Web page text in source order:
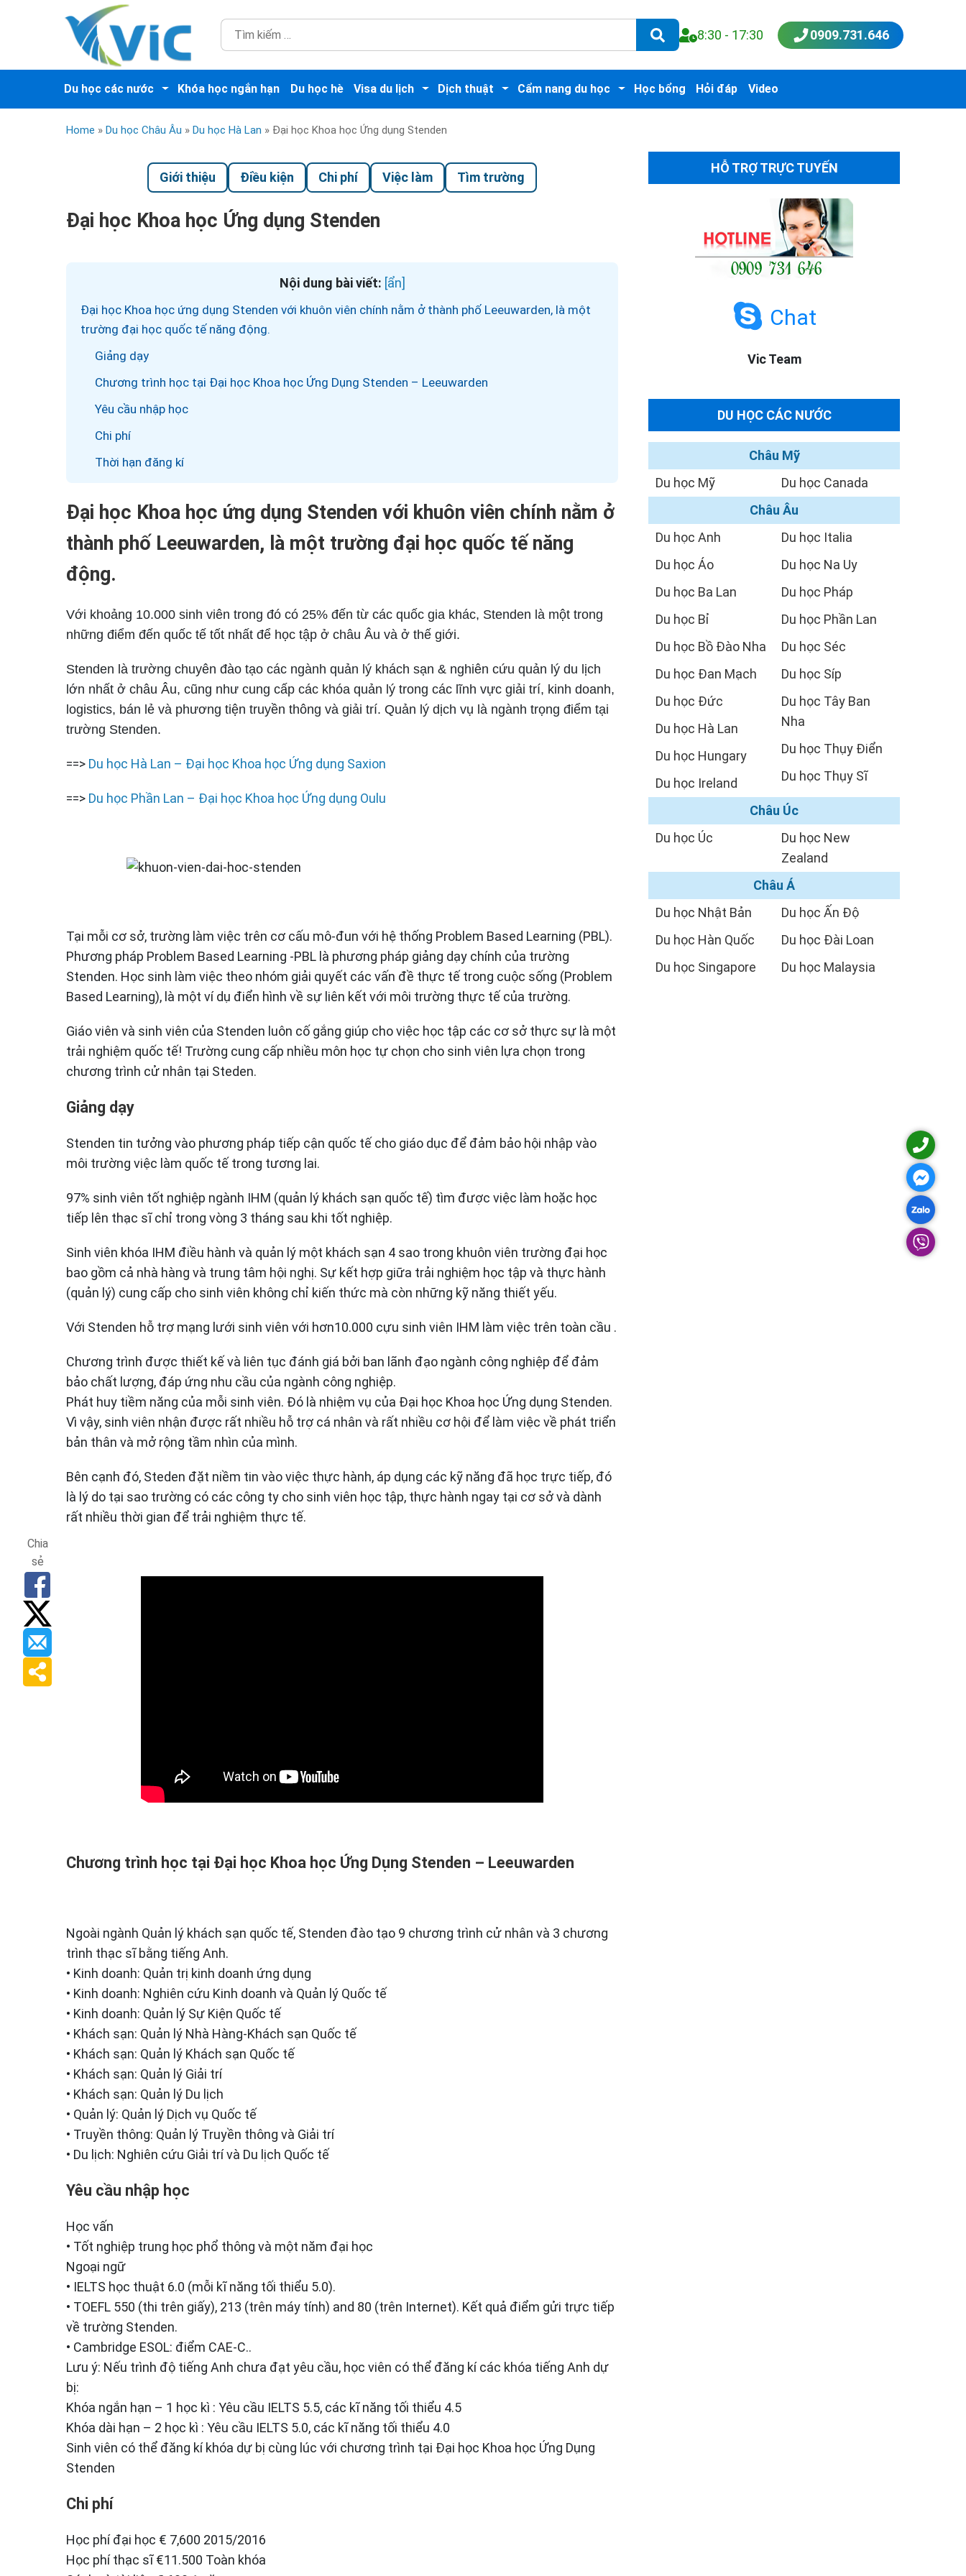
8:30 - 17:30 0909.731.646
Du học các nước Khóa học ngắn hạn Du học hè Visa du lịch Dịch thuật Cẩm nang du học Học bổng Hỏi đáp Video
Home » Du học Châu Âu » Du học Hà Lan » Đại học Khoa học Ứng dụng Stenden
Giới thiệu Điều kiện Chi phí Việc làm Tìm trường
Đại học Khoa học Ứng dụng Stenden
Nội dung bài viết:
Đại học Khoa học ứng dụng Stenden với khuôn viên chính nằm ở thành phố Leeuwarden, là một
trường đại học quốc tế năng động.
Giảng dạy
Chương trình học tại Đại học Khoa học Ứng Dụng Stenden – Leeuwarden
Yêu cầu nhập học
Chi phí
Thời hạn đăng kí
Đại học Khoa học ứng dụng Stenden với khuôn viên chính nằm ở
thành phố Leeuwarden, là một trường đại học quốc tế năng
động.
Với khoảng 10.000 sinh viên trong đó có 25% đến từ các quốc gia khác, Stenden là một trong
những điểm đến quốc tế tốt nhất để học tập ở châu Âu và ở thế giới.
Stenden là trường chuyên đào tạo các ngành quản lý khách sạn & nghiên cứu quản lý du lịch
lớn nhất ở châu Âu, cũng như cung cấp các khóa quản lý trong các lĩnh vực giải trí, kinh doanh,
logistics, bán lẻ và phương tiện truyền thông và giải trí. Quản lý dịch vụ là ngành trọng điểm tại
trường Stenden.
==> Du học Hà Lan – Đại học Khoa học Ứng dụng Saxion
==> Du học Phần Lan – Đại học Khoa học Ứng dụng Oulu
Tại mỗi cơ sở, trường làm việc trên cơ cấu mô-đun với hệ thống Problem Based Learning (PBL).
Phương pháp Problem Based Learning -PBL là phương pháp giảng dạy chính của trường
Stenden. Học sinh làm việc theo nhóm giải quyết các vấn đề thực tế trong cuộc sống (Problem
Based Learning), là một ví dụ điển hình về sự liên kết với môi trường thực tế của trường.
Giáo viên và sinh viên của Stenden luôn cố gắng giúp cho việc học tập các cơ sở thực sự là một
trải nghiệm quốc tế! Trường cung cấp nhiều môn học tự chọn cho sinh viên lựa chọn trong
chương trình cử nhân tại Steden.
Giảng dạy
Stenden tin tưởng vào phương pháp tiếp cận quốc tế cho giáo dục để đảm bảo hội nhập vào
môi trường việc làm quốc tế trong tương lai.
97% sinh viên tốt nghiệp ngành IHM (quản lý khách sạn quốc tế) tìm được việc làm hoặc học
tiếp lên thạc sĩ chỉ trong vòng 3 tháng sau khi tốt nghiệp.
Sinh viên khóa IHM điều hành và quản lý một khách sạn 4 sao trong khuôn viên trường đại học
bao gồm cả nhà hàng và trung tâm hội nghị. Sự kết hợp giữa trải nghiệm học tập và thực hành
(quản lý) cung cấp cho sinh viên không chỉ kiến thức mà còn những kỹ năng thiết yếu.
Với Stenden hỗ trợ mạng lưới sinh viên với hơn10.000 cựu sinh viên IHM làm việc trên toàn cầu .
Chương trình được thiết kế và liên tục đánh giá bởi ban lãnh đạo ngành công nghiệp để đảm
bảo chất lượng, đáp ứng nhu cầu của ngành công nghiệp.
Phát huy tiềm năng của mỗi sinh viên. Đó là nhiệm vụ của Đại học Khoa học Ứng dụng Stenden.
Vì vậy, sinh viên nhận được rất nhiều hỗ trợ cá nhân và rất nhiều cơ hội để làm việc về phát triển
bản thân và mở rộng tầm nhìn của mình.
Bên cạnh đó, Steden đặt niềm tin vào việc thực hành, áp dụng các kỹ năng đã học trực tiếp, đó
là lý do tại sao trường có các công ty cho sinh viên học tập, thực hành ngay tại cơ sở và dành
rất nhiều thời gian để trải nghiệm thực tế.
Chương trình học tại Đại học Khoa học Ứng Dụng Stenden – Leeuwarden
Ngoài ngành Quản lý khách sạn quốc tế, Stenden đào tạo 9 chương trình cử nhân và 3 chương
trình thạc sĩ bằng tiếng Anh.
• Kinh doanh: Quản trị kinh doanh ứng dụng
• Kinh doanh: Nghiên cứu Kinh doanh và Quản lý Quốc tế
• Kinh doanh: Quản lý Sự Kiện Quốc tế
• Khách sạn: Quản lý Nhà Hàng-Khách sạn Quốc tế
• Khách sạn: Quản lý Khách sạn Quốc tế
• Khách sạn: Quản lý Giải trí
• Khách sạn: Quản lý Du lịch
• Quản lý: Quản lý Dịch vụ Quốc tế
• Truyền thông: Quản lý Truyền thông và Giải trí
• Du lịch: Nghiên cứu Giải trí và Du lịch Quốc tế
Yêu cầu nhập học
Học vấn
• Tốt nghiệp trung học phổ thông và một năm đại học
Ngoại ngữ
• IELTS học thuật 6.0 (mỗi kĩ năng tối thiểu 5.0).
• TOEFL 550 (thi trên giấy), 213 (trên máy tính) and 80 (trên Internet). Kết quả điểm gửi trực tiếp
về trường Stenden.
• Cambridge ESOL: điểm CAE-C..
Lưu ý: Nếu trình độ tiếng Anh chưa đạt yêu cầu, học viên có thể đăng kí các khóa tiếng Anh dự
bị:
Khóa ngắn hạn – 1 học kì : Yêu cầu IELTS 5.5, các kĩ năng tối thiểu 4.5
Khóa dài hạn – 2 học kì : Yêu cầu IELTS 5.0, các kĩ năng tối thiểu 4.0
Sinh viên có thể đăng kí khóa dự bị cùng lúc với chương trình tại Đại học Khoa học Ứng Dụng
Stenden
Chi phí
Học phí đại học € 7,600 2015/2016
Học phí thạc sĩ €11.500 Toàn khóa
Chia
sẻ
HỖ TRỢ TRỰC TUYẾN
Chat
Vic Team
DU HỌC CÁC NƯỚC
Châu Mỹ
Du học Mỹ
Du học Canada
Châu Âu
Du học Anh
Du học Áo
Du học Ba Lan
Du học Bỉ
Du học Bồ Đào Nha
Du học Đan Mạch
Du học Đức
Du học Hà Lan
Du học Hungary
Du học Ireland
Du học Italia
Du học Na Uy
Du học Pháp
Du học Phần Lan
Du học Séc
Du học Síp
Du học Tây Ban
Nha
Du học Thụy Điển
Du học Thụy Sĩ
Châu Úc
Du học Úc
Du học New
Zealand
Châu Á
Du học Nhật Bản
Du học Hàn Quốc
Du học Singapore
Du học Ấn Độ
Du học Đài Loan
Du học Malaysia